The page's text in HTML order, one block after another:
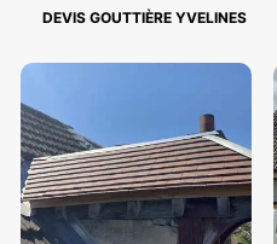
DEVIS GOUTTIÈRE YVELINES